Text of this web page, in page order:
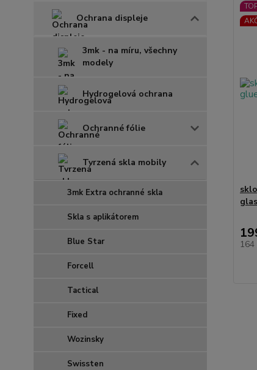
Ochrana displeje
3mk - na míru, všechny
modely
Hydrogelová ochrana
Ochranné fólie
Tvrzená skla mobily
3mk Extra ochranné skla
Skla s aplikátorem
Blue Star
Forcell
Tactical
Fixed
Wozinsky
Swissten
164